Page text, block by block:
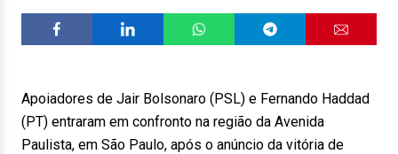
Apoiadores de Jair Bolsonaro (PSL) e Fernando Haddad
(PT) entraram em confronto na região da Avenida
Paulista, em São Paulo, após o anúncio da vitória de